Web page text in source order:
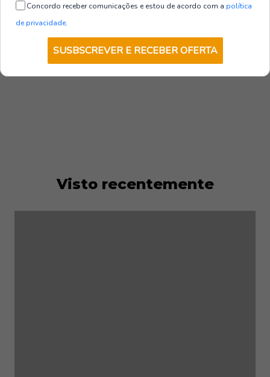
encomendas superiores
a 60 € + IVA, exceto
ilhas.
na loja são seguros
Visto recentemente
Concordo receber comunicações e estou de acordo com a política
de privacidade.
SUSBSCREVER E RECEBER OFERTA